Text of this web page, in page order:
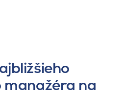
manažéra na